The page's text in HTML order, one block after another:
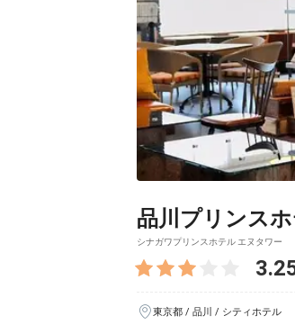
品川プリンス
シナガワプリンスホテル エヌタワー
東京都 / 品川 / シティホテル